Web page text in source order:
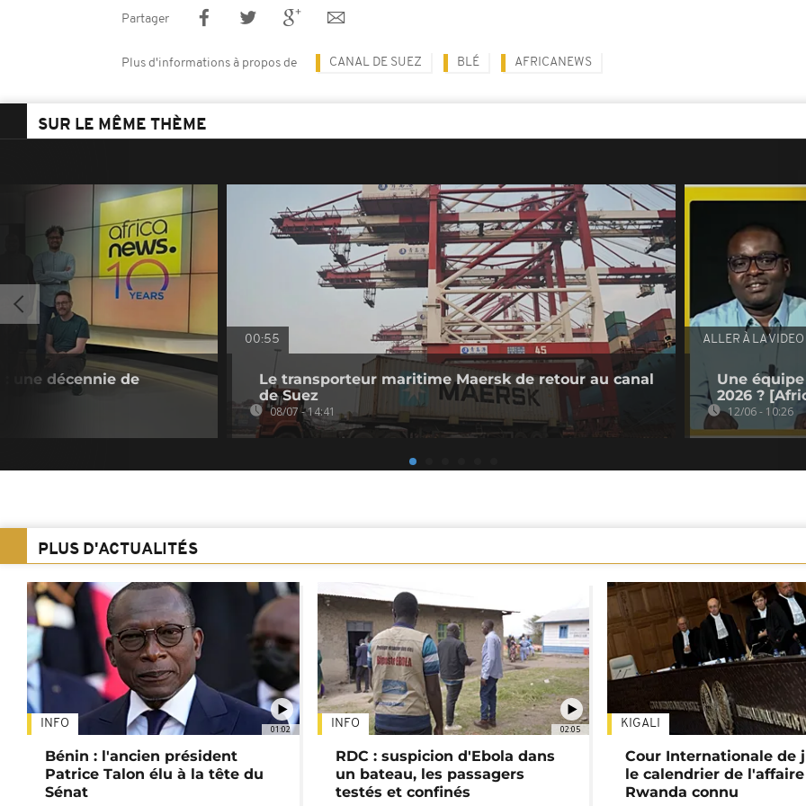
Partager
Plus d'informations à propos de CANAL DE SUEZ BLÉ AFRICANEWS
SUR LE MÊME THÈME
: une décennie de
00:55
Le transporteur maritime Maersk de retour au canal
de Suez
08/07 - 14:41
ALLER À LA VIDEO
Une
2026 ?
12/06 - 10:26
PLUS D'ACTUALITÉS
01:02
INFO
Bénin : l'ancien président
Patrice Talon élu à la tête du
Sénat
02:05
INFO
RDC : suspicion d'Ebola dans
un bateau, les passagers
testés et confinés
KIGALI
Cour Internationale de
le calendrier de l'affaire
Rwanda connu